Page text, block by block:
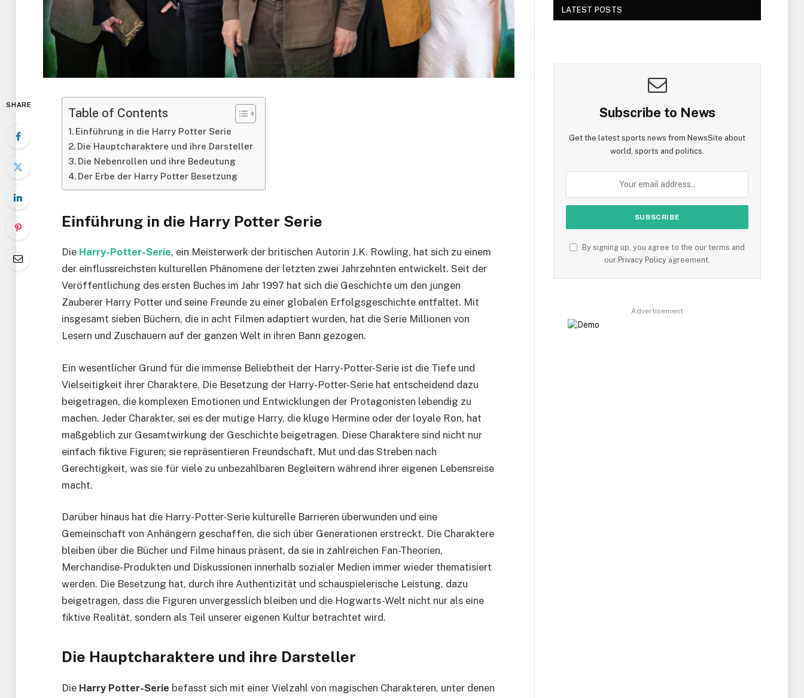
SHARE
Table of Contents
Einführung in die Harry Potter Serie
Die Hauptcharaktere und ihre Darsteller
Die Nebenrollen und ihre Bedeutung
Der Erbe der Harry Potter Besetzung
Einführung in die Harry Potter Serie
Die Harry-Potter-Serie, ein Meisterwerk der britischen Autorin J.K. Rowling, hat sich zu einem
der einflussreichsten kulturellen Phänomene der letzten zwei Jahrzehnten entwickelt. Seit der
Veröffentlichung des ersten Buches im Jahr 1997 hat sich die Geschichte um den jungen
Zauberer Harry Potter und seine Freunde zu einer globalen Erfolgsgeschichte entfaltet. Mit
insgesamt sieben Büchern, die in acht Filmen adaptiert wurden, hat die Serie Millionen von
Lesern und Zuschauern auf der ganzen Welt in ihren Bann gezogen.
Ein wesentlicher Grund für die immense Beliebtheit der Harry-Potter-Serie ist die Tiefe und
Vielseitigkeit ihrer Charaktere. Die Besetzung der Harry-Potter-Serie hat entscheidend dazu
beigetragen, die komplexen Emotionen und Entwicklungen der Protagonisten lebendig zu
machen. Jeder Charakter, sei es der mutige Harry, die kluge Hermine oder der loyale Ron, hat
maßgeblich zur Gesamtwirkung der Geschichte beigetragen. Diese Charaktere sind nicht nur
einfach fiktive Figuren; sie repräsentieren Freundschaft, Mut und das Streben nach
Gerechtigkeit, was sie für viele zu unbezahlbaren Begleitern während ihrer eigenen Lebensreise
macht.
Darüber hinaus hat die Harry-Potter-Serie kulturelle Barrieren überwunden und eine
Gemeinschaft von Anhängern geschaffen, die sich über Generationen erstreckt. Die Charaktere
bleiben über die Bücher und Filme hinaus präsent, da sie in zahlreichen Fan-Theorien,
Merchandise-Produkten und Diskussionen innerhalb sozialer Medien immer wieder thematisiert
werden. Die Besetzung hat, durch ihre Authentizität und schauspielerische Leistung, dazu
beigetragen, dass die Figuren unvergesslich bleiben und die Hogwarts-Welt nicht nur als eine
fiktive Realität, sondern als Teil unserer eigenen Kultur betrachtet wird.
Die Hauptcharaktere und ihre Darsteller
Die Harry Potter-Serie befasst sich mit einer Vielzahl von magischen Charakteren, unter denen
LATEST POSTS
Subscribe to News
Get the latest sports news from NewsSite about
world, sports and politics.
By signing up, you agree to the our terms and
our Privacy Policy agreement.
Advertisement